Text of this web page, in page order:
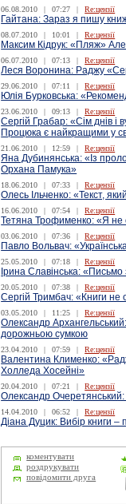
06.08.2010 | 07:27 | Re:цензії
Гайтана: Зараз я пишу
08.07.2010 | 10:01 | Re:цензії
Максим Кідрук: «Пляж»
06.07.2010 | 07:13 | Re:цензії
Леся Воронина: Раджу
29.06.2010 | 07:11 | Re:цензії
Юлія Бурковська:
23.06.2010 | 09:13 | Re:цензії
Сергій Грабар: «Сім днів
Процюка є найкращими у
21.06.2010 | 12:59 | Re:цензії
Яна Дубинянська: «Із
Орхана Памука»
18.06.2010 | 07:33 | Re:цензії
Олесь Ільченко: «Текст,
16.06.2010 | 07:54 | Re:цензії
Тетяна Трофименко: «Я не
03.06.2010 | 07:36 | Re:цензії
Павло Вольвач:
25.05.2010 | 07:18 | Re:цензії
Ірина Славінська:
20.05.2010 | 07:38 | Re:цензії
Сергій Тримбач: «Книги
03.05.2010 | 11:25 | Re:цензії
Олександр
дорожньою сумкою
23.04.2010 | 07:59 | Re:цензії
Валентина Клименко:
Холледа Хосейні»
20.04.2010 | 07:21 | Re:цензії
Олександр
14.04.2010 | 06:52 | Re:цензії
Діана Дуцик: Вибір книги –
коментувати
роздрукувати
повідомити друга